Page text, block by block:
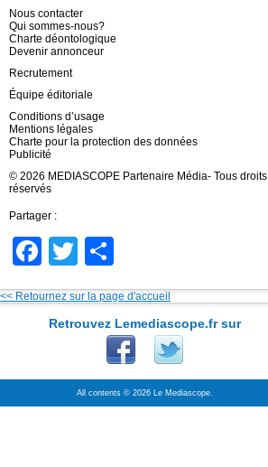
Nous contacter
Qui sommes-nous?
Charte déontologique
Devenir annonceur
Recrutement
Équipe éditoriale
Conditions d’usage
Mentions légales
Charte pour la protection des données
Publicité
© 2026 MEDIASCOPE Partenaire Média- Tous droits
réservés
Partager :
Facebook
Twitter
<< Retournez sur la page d'accueil
Retrouvez Lemediascope.fr sur
All contents © 2026 Le Mediascope.